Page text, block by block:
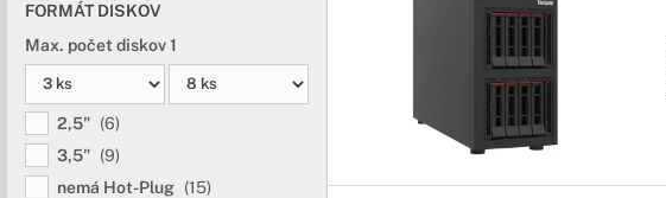
FORMÁT DISKOV
Max. počet diskov 1
2,5" (6)
3,5" (9)
nemá Hot-Plug (15)